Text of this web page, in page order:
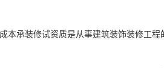
本承装修试资质是从事建筑装饰装修工程